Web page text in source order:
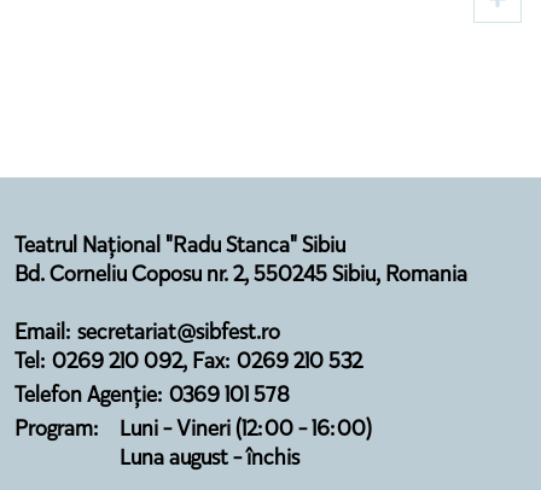
Teatrul Național "Radu Stanca" Sibiu
Bd. Corneliu Coposu nr. 2, 550245 Sibiu, Romania
Email: secretariat@sibfest.ro
Tel: 0269 210 092, Fax: 0269 210 532
Telefon Agenție: 0369 101 578
Program:
Luni - Vineri (12:00 - 16:00)
Luna august - închis